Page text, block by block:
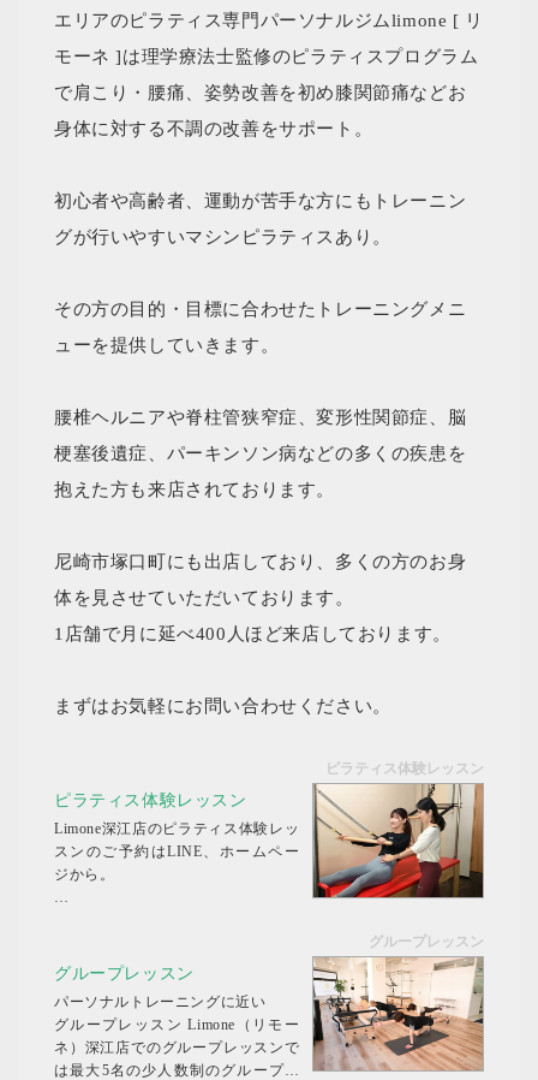
エリアのピラティス専門パーソナルジムlimone [ リ
モーネ ]は理学療法士監修のピラティスプログラム
で肩こり・腰痛、姿勢改善を初め膝関節痛などお
身体に対する不調の改善をサポート。
初心者や高齢者、運動が苦手な方にもトレーニン
グが行いやすいマシンピラティスあり。
その方の目的・目標に合わせたトレーニングメニ
ューを提供していきます。
腰椎ヘルニアや脊柱管狭窄症、変形性関節症、脳
梗塞後遺症、パーキンソン病などの多くの疾患を
抱えた方も来店されております。
尼崎市塚口町にも出店しており、多くの方のお身
体を見させていただいております。
1店舗で月に延べ400人ほど来店しております。
まずはお気軽にお問い合わせください。
ピラティス体験レッスン
ピラティス体験レッスン
Limone深江店のピラティス体験レッ
スンのご予約はLINE、ホームペー
ジから。
カウンセリングシートをお送りさせ
当カウンセリングシートのご記入を
持って本登録となります。 マシン
ピラティス体験レッスン 体験...
グループレッスン
グループレッスン
パーソナルトレーニングに近い
グループレッスン Limone（リモー
ネ）深江店でのグループレッスンで
は最大5名の少人数制のグループレ